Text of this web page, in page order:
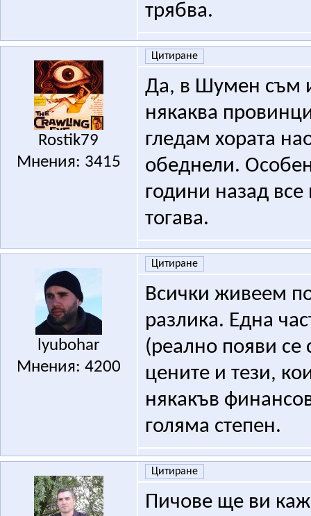
трябва.
Rostik79
Мнения: 3415
Цитиране
Да, в Шумен съм
някаква
гледам хората
обеднели.
години назад
тогава.
lyubohar
Мнения: 4200
Цитиране
Всички живеем
разлика. Една
(реално появи се
цените и тези,
някакъв
голяма степен.
Цитиране
Пичове ще ви